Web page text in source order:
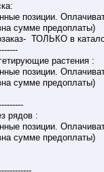
позиции.
сумме предоплаты)
ТОЛЬКО в
растения :
позиции.
сумме предоплаты)
рядов :
позиции.
сумме предоплаты)